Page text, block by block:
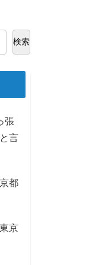
検索
張
言
都
京